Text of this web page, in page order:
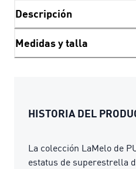
Descripción
Medidas y talla
HISTORIA DEL
La colección LaMelo de
estatus de superestrella